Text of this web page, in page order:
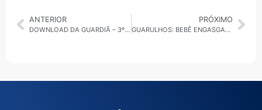
ANTERIOR
DOWNLOAD DA GUARDIÃ – 3º 30 MINUTOS – 07.05.25 • GRANDE ABC
PRÓXIMO
GUARULHOS: BEBÊ ENGASGADO É SALVO PELA POLÍCIA MUNICIPAL